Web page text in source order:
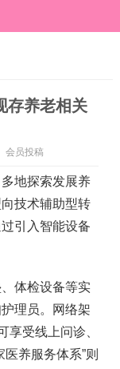
存养老相关
会员投稿
地探索发展养
技术辅助型转
引入智能设备
体检设备等实
理员。网络架
享受线上问诊、
养服务体系”则